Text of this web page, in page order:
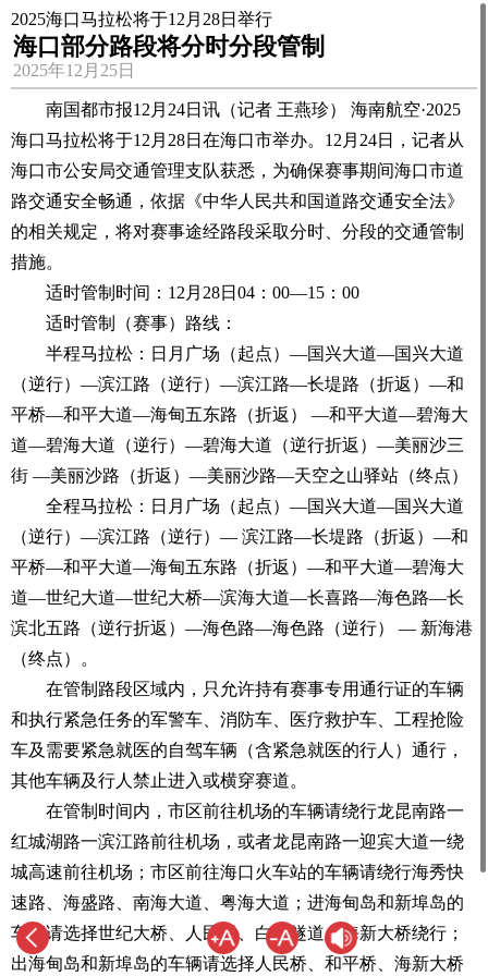
2025海口马拉松将于12月28日举行
海口部分路段将分时分段管制
2025年12月25日
南国都市报12月24日讯（记者 王燕珍） 海南航空·2025
海口马拉松将于12月28日在海口市举办。12月24日，记者从
海口市公安局交通管理支队获悉，为确保赛事期间海口市道
路交通安全畅通，依据《中华人民共和国道路交通安全法》
的相关规定，将对赛事途经路段采取分时、分段的交通管制
措施。
适时管制时间：12月28日04：00—15：00
适时管制（赛事）路线：
半程马拉松：日月广场（起点）—国兴大道—国兴大道
（逆行）—滨江路（逆行）—滨江路—长堤路（折返）—和
平桥—和平大道—海甸五东路（折返） —和平大道—碧海大
道—碧海大道（逆行）—碧海大道（逆行折返）—美丽沙三
街 —美丽沙路（折返）—美丽沙路—天空之山驿站（终点）
全程马拉松：日月广场（起点）—国兴大道—国兴大道
（逆行）—滨江路（逆行）— 滨江路—长堤路（折返）—和
平桥—和平大道—海甸五东路（折返）—和平大道—碧海大
道—世纪大道—世纪大桥—滨海大道—长喜路—海色路—长
滨北五路（逆行折返）—海色路—海色路（逆行） — 新海港
（终点）。
在管制路段区域内，只允许持有赛事专用通行证的车辆
和执行紧急任务的军警车、消防车、医疗救护车、工程抢险
车及需要紧急就医的自驾车辆（含紧急就医的行人）通行，
其他车辆及行人禁止进入或横穿赛道。
在管制时间内，市区前往机场的车辆请绕行龙昆南路一
红城湖路一滨江路前往机场，或者龙昆南路一迎宾大道一绕
城高速前往机场；市区前往海口火车站的车辆请绕行海秀快
速路、海盛路、南海大道、粤海大道；进海甸岛和新埠岛的
车辆请选择世纪大桥、人民桥、白龙隧道、海新大桥绕行；
出海甸岛和新埠岛的车辆请选择人民桥、和平桥、海新大桥